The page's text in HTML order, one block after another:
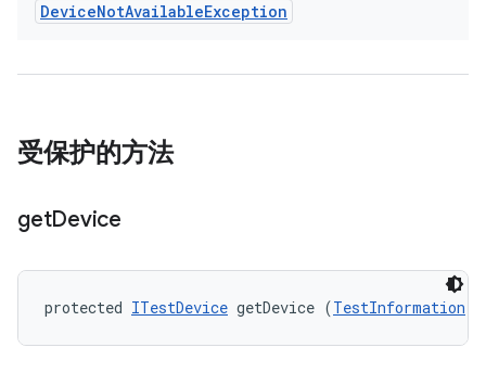
DeviceNotAvailableException
受保护的方法
getDevice
protected ITestDevice getDevice (TestInformation